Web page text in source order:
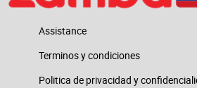
Assistance
Terminos y condiciones
Politica de privacidad y